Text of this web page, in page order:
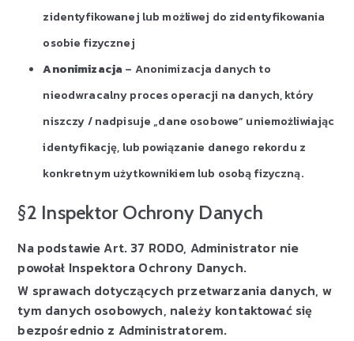
zidentyfikowanej lub możliwej do zidentyfikowania
osobie fizycznej
Anonimizacja – Anonimizacja danych to
nieodwracalny proces operacji na danych, który
niszczy / nadpisuje „dane osobowe” uniemożliwiając
identyfikację, lub powiązanie danego rekordu z
konkretnym użytkownikiem lub osobą fizyczną.
§2 Inspektor Ochrony Danych
Na podstawie Art. 37 RODO, Administrator nie
powołał Inspektora Ochrony Danych.
W sprawach dotyczących przetwarzania danych, w
tym danych osobowych, należy kontaktować się
bezpośrednio z Administratorem.